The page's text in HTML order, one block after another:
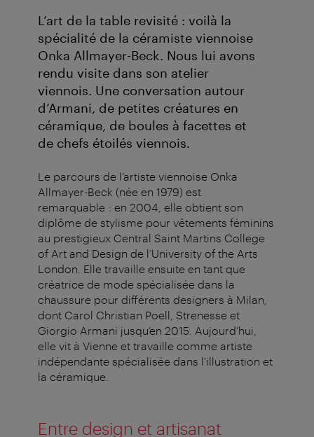
L’art de la table revisité : voilà la
spécialité de la céramiste viennoise
Onka Allmayer-Beck. Nous lui avons
rendu visite dans son atelier
viennois. Une conversation autour
d’Armani, de petites créatures en
céramique, de boules à facettes et
de chefs étoilés viennois.
Le parcours de l’artiste viennoise Onka
Allmayer-Beck (née en 1979) est
remarquable : en 2004, elle obtient son
diplôme de stylisme pour vêtements féminins
au prestigieux Central Saint Martins College
of Art and Design de l’University of the Arts
London. Elle travaille ensuite en tant que
créatrice de mode spécialisée dans la
chaussure pour différents designers à Milan,
dont Carol Christian Poell, Strenesse et
Giorgio Armani jusqu’en 2015. Aujourd’hui,
elle vit à Vienne et travaille comme artiste
indépendante spécialisée dans l’illustration et
la céramique.
Entre design et artisanat